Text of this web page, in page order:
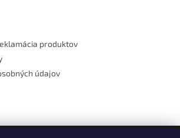
produktov
údajov